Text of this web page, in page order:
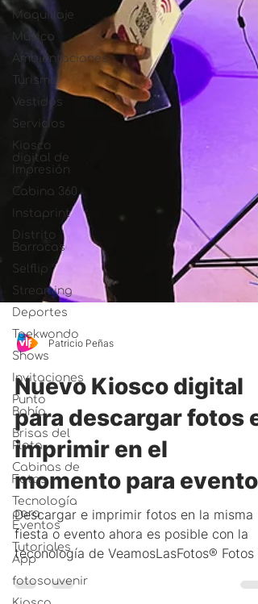
Maquillaje
Música
Ambientaciones
Turismo
Vestidos
Servicios
Kiosco
digital de
Impresión
Cabina 360
Instaprint
Distrito
Barracas
Selflip
Streaming
Deportes
Taekwondo
Shows
Invitaciones
Punto
Bahía
Brisas del
Plata
Cabinas de
Fotos
Tecnología
para
Eventos
Tutoriales
App
fotosouvenir
Nuevo Kiosco digital
para descargar fotos e
imprimir en el
momento para eventos
Descargar e imprimir fotos en la misma
fiesta o evento ahora es posible con la
teconología de VeamosLasFotos® Fotos
instante !